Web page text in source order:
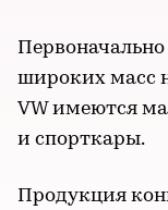
широких масс
VW имеются
и спорткары.
Продукция